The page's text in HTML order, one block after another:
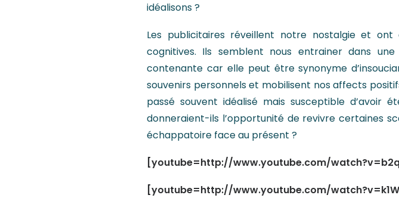
idéalisons ?
Les publicitaires réveillent notre nostalgie et
cognitives. Ils semblent nous entrainer dans
contenante car elle peut être synonyme
souvenirs personnels et mobilisent nos affects
passé souvent idéalisé mais susceptible d’avoir
donneraient-ils l’opportunité de revivre certaines
échappatoire face au présent ?
[youtube=http://www.youtube.com/
[youtube=http://www.youtube.com/